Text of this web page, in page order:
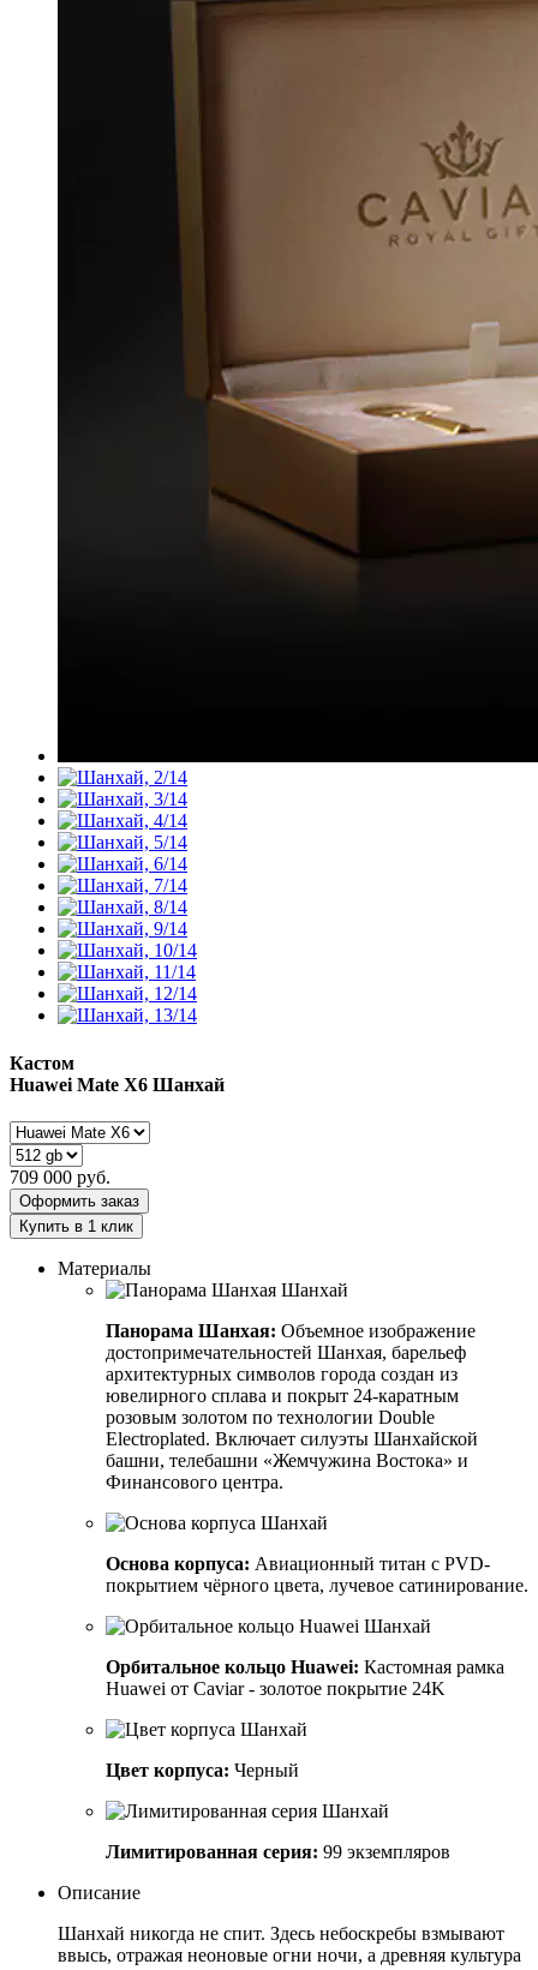
Кастом
Huawei Mate X6 Шанхай
709 000 руб.
Оформить заказ
Купить в 1 клик
Материалы
Панорама Шанхая: Объемное изображение
достопримечательностей Шанхая, барельеф
архитектурных символов города создан из
ювелирного сплава и покрыт 24-каратным
розовым золотом по технологии Double
Electroplated. Включает силуэты Шанхайской
башни, телебашни «Жемчужина Востока» и
Финансового центра.
Основа корпуса: Авиационный титан с PVD-
покрытием чёрного цвета, лучевое сатинирование.
Орбитальное кольцо Huawei: Кастомная рамка
Huawei от Caviar - золотое покрытие 24K
Цвет корпуса: Черный
Лимитированная серия: 99 экземпляров
Описание
Шанхай никогда не спит. Здесь небоскребы взмывают
ввысь, отражая неоновые огни ночи, а древняя культура